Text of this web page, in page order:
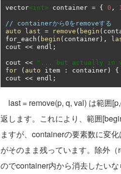
vector<int> container = { 0 ,
// containerから0をremoveする
auto
last = remove ( begin (
for_each ( begin ( container ),
cout << endl ;
cout << "... but actually in
for
( auto item : container ) {
cout << endl ;
last = remove(p, q, val) は範囲
返します。これにより、範囲
ますが、containerの要素数に変
がそのまま残っています。除外
のでcontainer内から消去したい